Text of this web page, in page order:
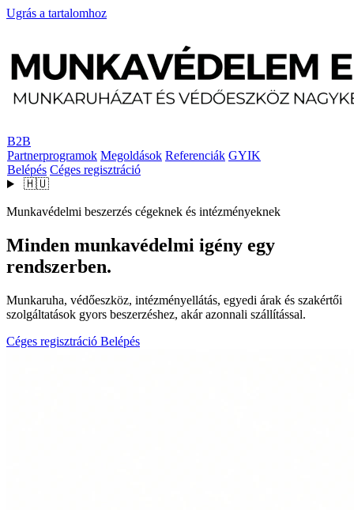
Ugrás a tartalomhoz
B2B
Partnerprogramok Megoldások Referenciák GYIK
Belépés Céges regisztráció
🇭🇺
Munkavédelmi beszerzés cégeknek és intézményeknek
Minden munkavédelmi igény egy
rendszerben.
Munkaruha, védőeszköz, intézményellátás, egyedi árak és szakértői
szolgáltatások gyors beszerzéshez, akár azonnali szállítással.
Céges regisztráció Belépés